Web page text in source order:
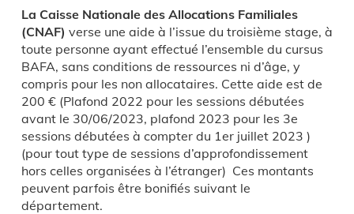
La Caisse Nationale des Allocations Familiales
(CNAF) verse une aide à l’issue du troisième stage, à
toute personne ayant effectué l’ensemble du cursus
BAFA, sans conditions de ressources ni d’âge, y
compris pour les non allocataires. Cette aide est de
200 € (Plafond 2022 pour les sessions débutées
avant le 30/06/2023, plafond 2023 pour les 3e
sessions débutées à compter du 1er juillet 2023 )
(pour tout type de sessions d’approfondissement
hors celles organisées à l’étranger) Ces montants
peuvent parfois être bonifiés suivant le
département.